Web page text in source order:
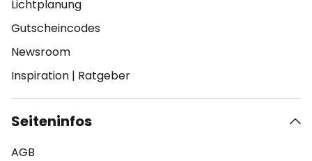
Lichtplanung
Gutscheincodes
Newsroom
Inspiration | Ratgeber
Seiteninfos
AGB